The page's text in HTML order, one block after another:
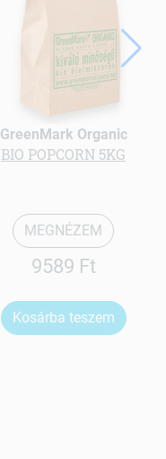
GreenMark Organic
BIO POPCORN 5KG
MEGNÉZEM
9589 Ft
Kosárba teszem